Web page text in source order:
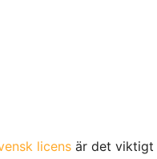
licensär det viktigt